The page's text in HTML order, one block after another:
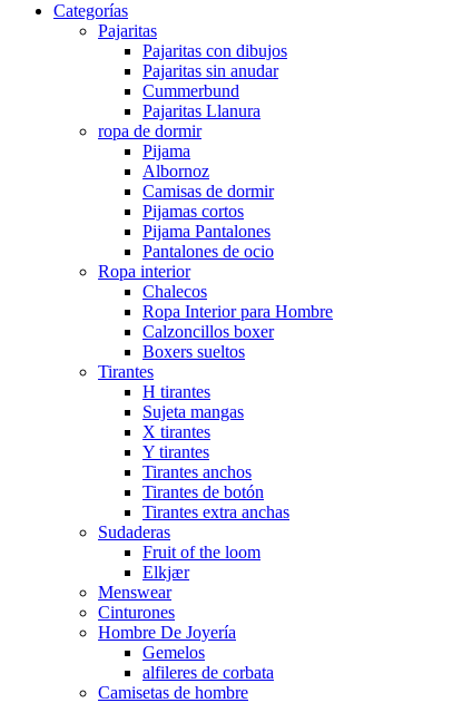
Categorías
Pajaritas
Pajaritas con dibujos
Pajaritas sin anudar
Cummerbund
Pajaritas Llanura
ropa de dormir
Pijama
Albornoz
Camisas de dormir
Pijamas cortos
Pijama Pantalones
Pantalones de ocio
Ropa interior
Chalecos
Ropa Interior para Hombre
Calzoncillos boxer
Boxers sueltos
Tirantes
H tirantes
Sujeta mangas
X tirantes
Y tirantes
Tirantes anchos
Tirantes de botón
Tirantes extra anchas
Sudaderas
Fruit of the loom
Elkjær
Menswear
Cinturones
Hombre De Joyería
Gemelos
alfileres de corbata
Camisetas de hombre